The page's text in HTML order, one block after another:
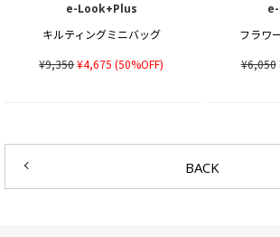
e-Look+Plus
キルティングミニバッグ
¥9,350¥4,675 (50%OFF)
フラワ
¥6,050
BACK